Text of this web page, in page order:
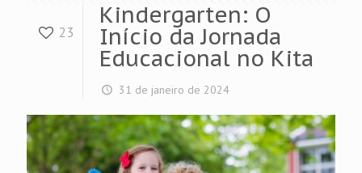
23
Kindergarten: O
Início da Jornada
Educacional no Kita
31 de janeiro de 2024